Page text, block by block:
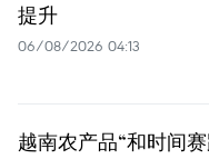
提升
06/08/2026 04:13
越南农产品“和时间